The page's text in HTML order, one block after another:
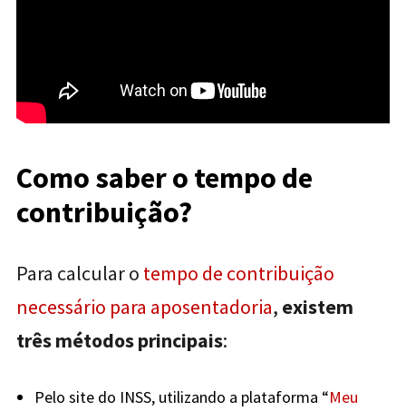
Como saber o tempo de
contribuição?
Para calcular o tempo de contribuição
necessário para aposentadoria, existem
três métodos principais:
Pelo site do INSS, utilizando a plataforma “Meu